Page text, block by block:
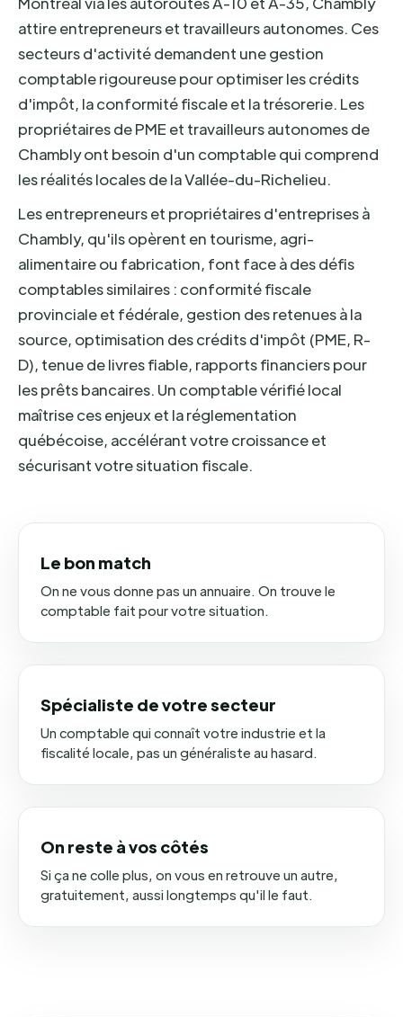
attire entrepreneurs et travailleurs autonomes. Ces
secteurs d'activité demandent une gestion
comptable rigoureuse pour optimiser les crédits
d'impôt, la conformité fiscale et la trésorerie. Les
propriétaires de PME et travailleurs autonomes de
Chambly ont besoin d'un comptable qui comprend
les réalités locales de la Vallée-du-Richelieu.
Les entrepreneurs et propriétaires d'entreprises à
Chambly, qu'ils opèrent en tourisme, agri-
alimentaire ou fabrication, font face à des défis
comptables similaires : conformité fiscale
provinciale et fédérale, gestion des retenues à la
source, optimisation des crédits d'impôt (PME, R-
D), tenue de livres fiable, rapports financiers pour
les prêts bancaires. Un comptable vérifié local
maîtrise ces enjeux et la réglementation
québécoise, accélérant votre croissance et
sécurisant votre situation fiscale.
Le bon match
On ne vous donne pas un annuaire. On trouve le
comptable fait pour votre situation.
Spécialiste de votre secteur
Un comptable qui connaît votre industrie et la
fiscalité locale, pas un généraliste au hasard.
On reste à vos côtés
Si ça ne colle plus, on vous en retrouve un autre,
gratuitement, aussi longtemps qu'il le faut.